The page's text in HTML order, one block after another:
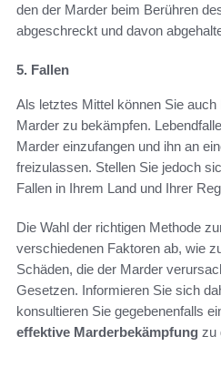
den der Marder beim Berühren
abgeschreckt und davon
5. Fallen
Als letztes Mittel können Sie
Marder zu bekämpfen.
Marder einzufangen und ihn an
freizulassen. Stellen Sie jedoch
Fallen in Ihrem Land und Ihrer
Die Wahl der richtigen Methode
verschiedenen Faktoren ab, wie
Schäden, die der Marder
Gesetzen. Informieren Sie sich
konsultieren Sie gegebenenfalls
effektive Marderbekämpfung zu